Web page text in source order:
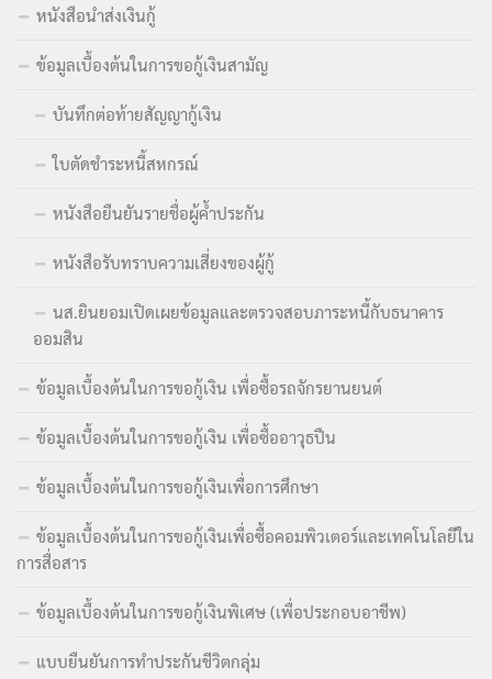
หนังสือนำส่งเงินกู้
ข้อมูลเบื้องต้นในการขอกู้เงินสามัญ
บันทึกต่อท้ายสัญญากู้เงิน
ใบตัดชำระหนี้สหกรณ์
หนังสือยืนยันรายชื่อผู้ค้ำประกัน
หนังสือรับทราบความเสี่ยงของผู้กู้
นส.ยินยอมเปิดเผยข้อมูลและตรวจสอบภาระหนี้กับธนาคาร
ออมสิน
ข้อมูลเบื้องต้นในการขอกู้เงิน เพื่อซื้อรถจักรยานยนต์
ข้อมูลเบื้องต้นในการขอกู้เงิน เพื่อซื้ออาวุธปืน
ข้อมูลเบื้องต้นในการขอกู้เงินเพื่อการศึกษา
ข้อมูลเบื้องต้นในการขอกู้เงินเพื่อซื้อคอมพิวเตอร์และเทคโนโลยีใน
การสื่อสาร
ข้อมูลเบื้องต้นในการขอกู้เงินพิเศษ (เพื่อประกอบอาชีพ)
แบบยืนยันการทำประกันชีวิตกลุ่ม